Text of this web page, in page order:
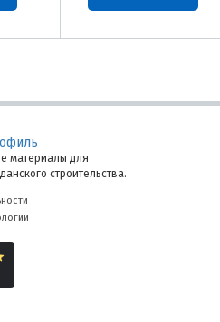
материалы для
строительства.